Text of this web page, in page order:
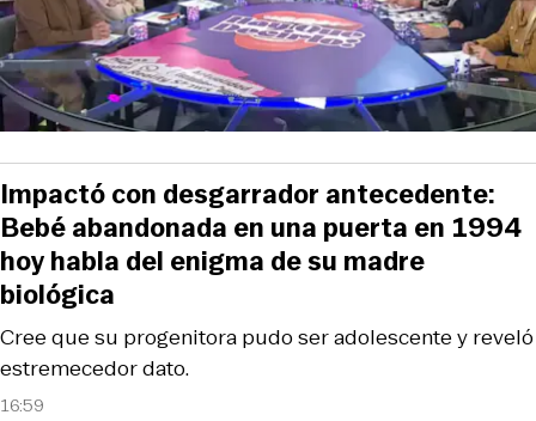
16:59
Cree que su progenitora pudo ser adolescente y reveló
estremecedor dato.
Impactó con desgarrador antecedente:
Bebé abandonada en una puerta en 1994
hoy habla del enigma de su madre
biológica